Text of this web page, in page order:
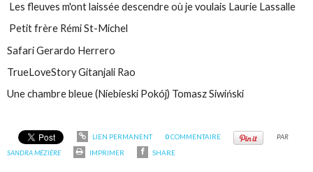
Les fleuves m'ont laissée descendre où je voulais Laurie Lassalle
Petit frère Rémi St-Michel
Safari Gerardo Herrero
TrueLoveStory Gitanjali Rao
Une chambre bleue (Niebieski Pokój) Tomasz Siwiński
LIEN PERMANENT 0COMMENTAIRE
PAR
SANDRA MÉZIÈRE
IMPRIMER SHARE